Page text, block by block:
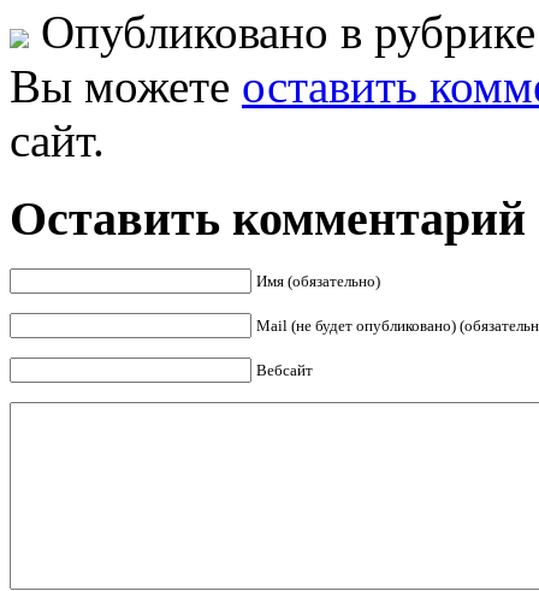
Опубликовано в
Вы можете оставить
сайт.
Оставить комментарий
Имя (обязательно)
Mail (не будет опубликовано)
Вебсайт